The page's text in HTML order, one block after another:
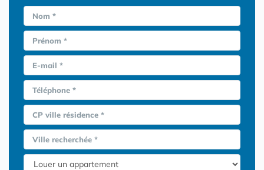
Nom *
Prénom *
E-mail *
Téléphone *
CP ville résidence *
Ville recherchée *